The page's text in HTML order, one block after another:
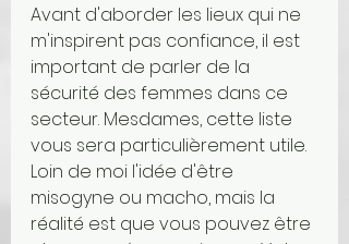
Avant d'aborder les lieux qui ne
m'inspirent pas confiance, il est
important de parler de la
sécurité des femmes dans ce
secteur. Mesdames, cette liste
vous sera particulièrement utile.
Loin de moi l'idée d'être
misogyne ou macho, mais la
réalité est que vous pouvez être